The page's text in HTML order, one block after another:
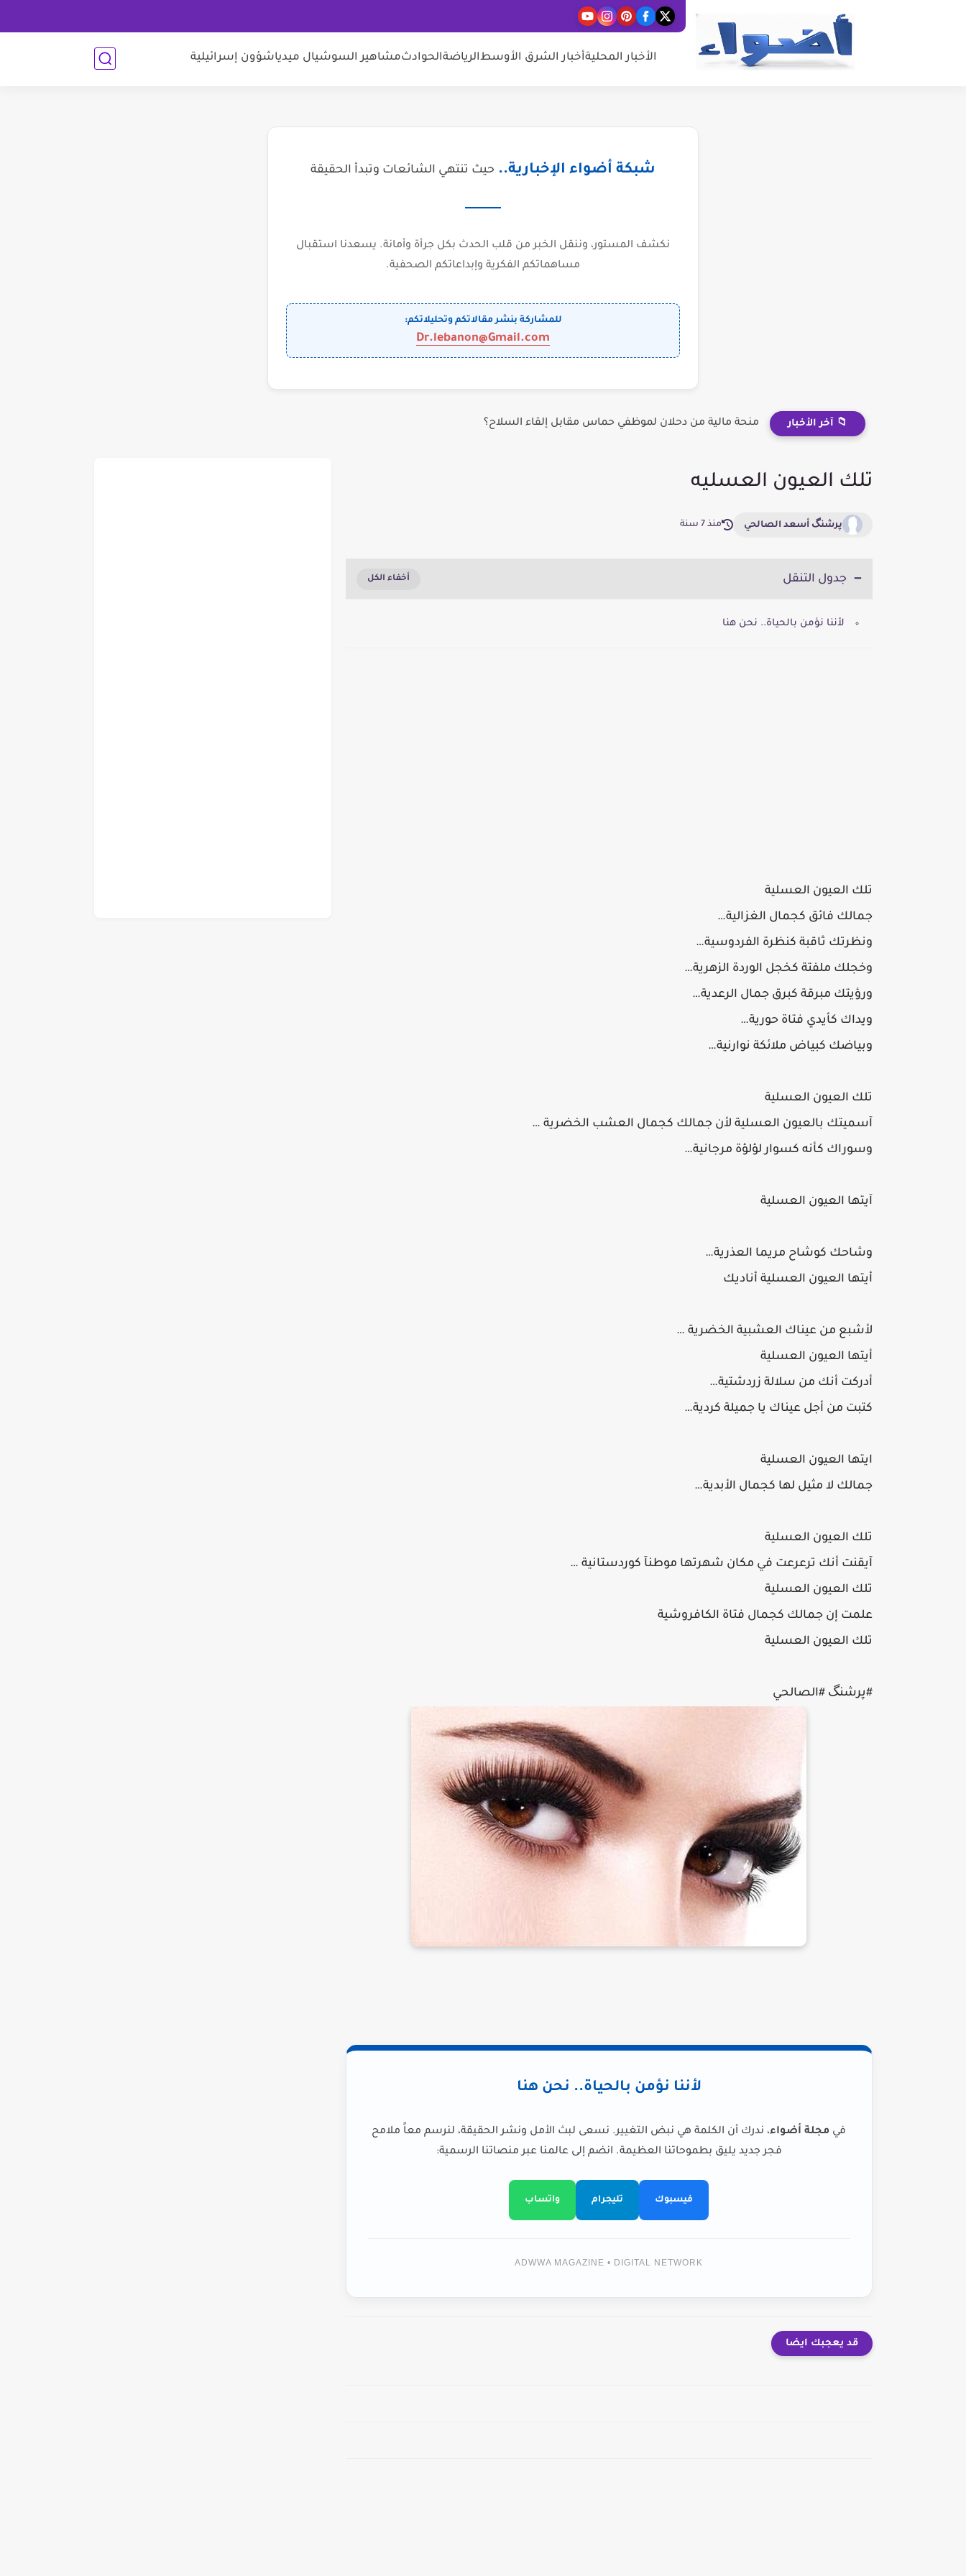
الأخبار المحليةأخبار الشرق الأوسطالرياضةالحوادثمشاهير السوشيال ميدياشؤون إسرائيلية
شبكة أضواء الإخبارية.. حيث تنتهي الشائعات وتبدأ الحقيقة
نكشف المستور، وننقل الخبر من قلب الحدث بكل جرأة وأمانة. يسعدنا استقبال
مساهماتكم الفكرية وإبداعاتكم الصحفية.
للمشاركة بنشر مقالاتكم وتحليلاتكم:
Dr.lebanon@Gmail.com
📁 آخر الأخبار منحة مالية من دحلان لموظفي حماس مقابل إلقاء السلاح؟
تلك العيون العسليه
پرشنگ أسعد الصالحي منذ 7 سنة
جدول التنقل
لأننا نؤمن بالحياة.. نحن هنا
تلك العيون العسلية
جمالك فائق كجمال الغزالية…
ونظرتك ثاقبة كنظرة الفردوسية…
وخجلك ملفتة كخجل الوردة الزهرية…
ورؤيتك مبرقة كبرق جمال الرعدية…
ويداك كأيدي فتاة حورية…
وبياضك كبياض ملائكة نوارنية…
تلك العيون العسلية
آسميتك بالعيون العسلية لأن جمالك كجمال العشب الخضرية …
وسوراك كأنه كسوار لؤلؤة مرجانية…
آيتها العيون العسلية
وشاحك كوشاح مريما العذرية…
أيتها العيون العسلية أناديك
لأشبع من عيناك العشبية الخضرية …
أيتها العيون العسلية
أدركت أنك من سلالة زردشتية…
كتبت من أجل عيناك يا جميلة كردية…
ايتها العيون العسلية
جمالك لا مثيل لها كجمال الأبدية…
تلك العيون العسلية
آيقنت أنك ترعرعت في مكان شهرتها موطنآ كوردستانية …
تلك العيون العسلية
علمت إن جمالك كجمال فتاة الكافروشية
تلك العيون العسلية
#پرشنگ #الصالحي
لأننا نؤمن بالحياة.. نحن هنا
في مجلة أضواء، ندرك أن الكلمة هي نبض التغيير. نسعى لبث الأمل ونشر الحقيقة، لنرسم معاً ملامح
فجر جديد يليق بطموحاتنا العظيمة. انضم إلى عالمنا عبر منصاتنا الرسمية:
فيسبوك تليجرام واتساب
ADWWA MAGAZINE • DIGITAL NETWORK
قد يعجبك ايضا